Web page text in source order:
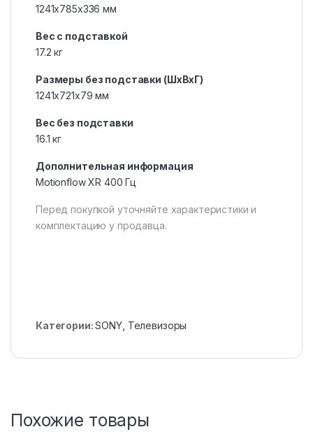
1241x785x336 мм
Вес с подставкой
17.2 кг
Размеры без подставки (ШxВxГ)
1241x721x79 мм
Вес без подставки
16.1 кг
Дополнительная информация
Motionflow XR 400 Гц
Перед покупкой уточняйте характеристики и
комплектацию у продавца.
Категории:SONY, Телевизоры
Похожие товары